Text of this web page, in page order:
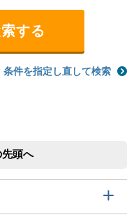
条件を指定し直して検索
先頭へ